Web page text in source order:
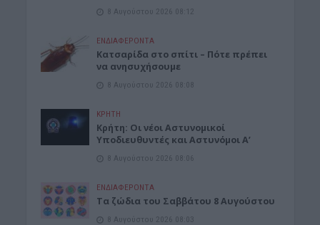
8 Αυγούστου 2026 08:12
ΕΝΔΙΑΦΕΡΟΝΤΑ
Κατσαρίδα στο σπίτι – Πότε πρέπει
να ανησυχήσουμε
8 Αυγούστου 2026 08:08
ΚΡΗΤΗ
Κρήτη: Οι νέοι Αστυνομικοί
Υποδιευθυντές και Αστυνόμοι Α’
8 Αυγούστου 2026 08:06
ΕΝΔΙΑΦΕΡΟΝΤΑ
Tα ζώδια του Σαββάτου 8 Αυγούστου
8 Αυγούστου 2026 08:03